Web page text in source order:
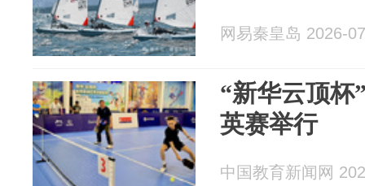
网易秦皇岛 2026-
“新华云顶杯
英赛举行
中国教育新闻网